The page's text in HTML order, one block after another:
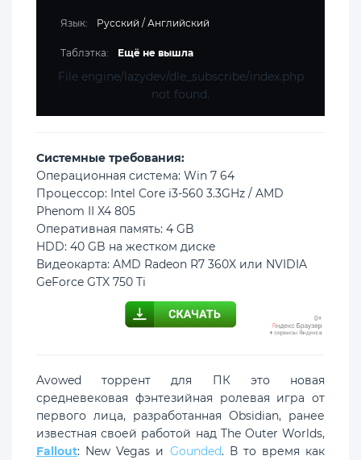
Язык: Русский / Английский
Таблэтка: Ещё не вышла
File engine/lazydev/dle_subscribe/index.php
not found.
Cистемные требования:
Операционная система: Win 7 64
Процессор: Intel Core i3-560 3.3GHz / AMD
Phenom II X4 805
Оперативная память: 4 GB
HDD: 40 GB на жестком диске
Видеокарта: AMD Radeon R7 360X или NVIDIA
GeForce GTX 750 Ti
Avowed торрент для ПК это новая
средневековая фэнтезийная ролевая игра от
первого лица, разработанная Obsidian, ранее
известная своей работой над The Outer Worlds,
Fallout: New Vegas и Gounded. В то время как